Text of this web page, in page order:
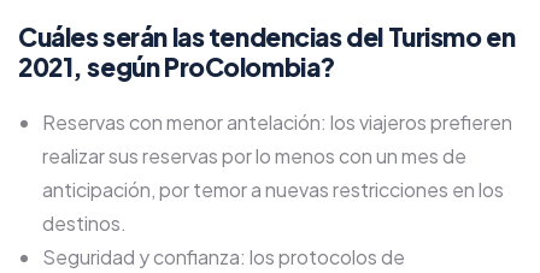
Cuáles serán las tendencias del Turismo en
2021, según ProColombia?
Reservas con menor antelación: los viajeros prefieren
realizar sus reservas por lo menos con un mes de
anticipación, por temor a nuevas restricciones en los
destinos.
Seguridad y confianza: los protocolos de